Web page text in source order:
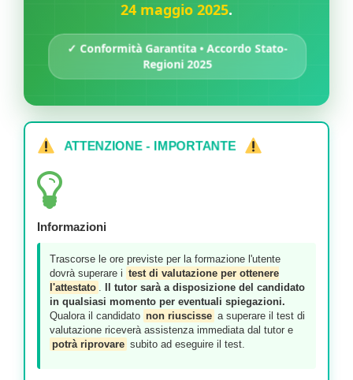
24 maggio 2025.
✓ Conformità Garantita • Accordo Stato-
Regioni 2025
ATTENZIONE - IMPORTANTE
Informazioni
Trascorse le ore previste per la formazione l'utente
dovrà superare i test di valutazione per ottenere
l'attestato .
Il tutor sarà a disposizione del candidato
in qualsiasi momento per eventuali spiegazioni.
Qualora il candidato non riuscisse a superare il test di
valutazione riceverà assistenza immediata dal tutor e
potrà riprovare subito ad eseguire il test.